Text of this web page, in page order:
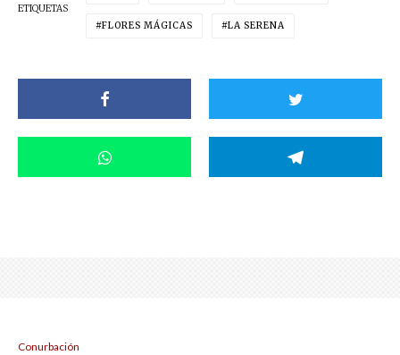
ETIQUETAS
FLORES MÁGICAS LA SERENA
Conurbación